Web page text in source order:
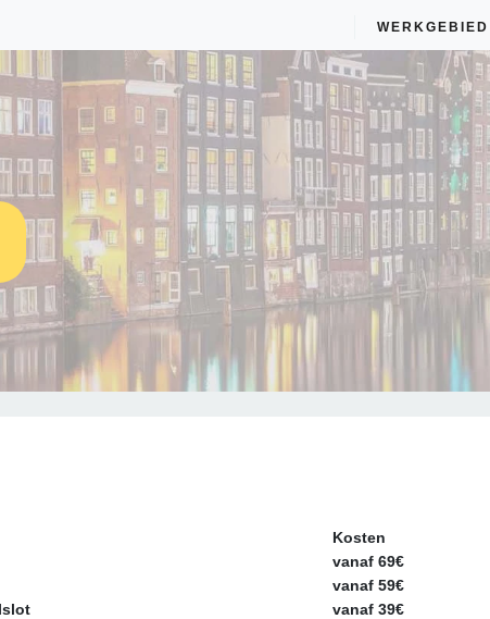
WERKGEBIED
Kosten
vanaf 69€
vanaf 59€
vanaf 39€